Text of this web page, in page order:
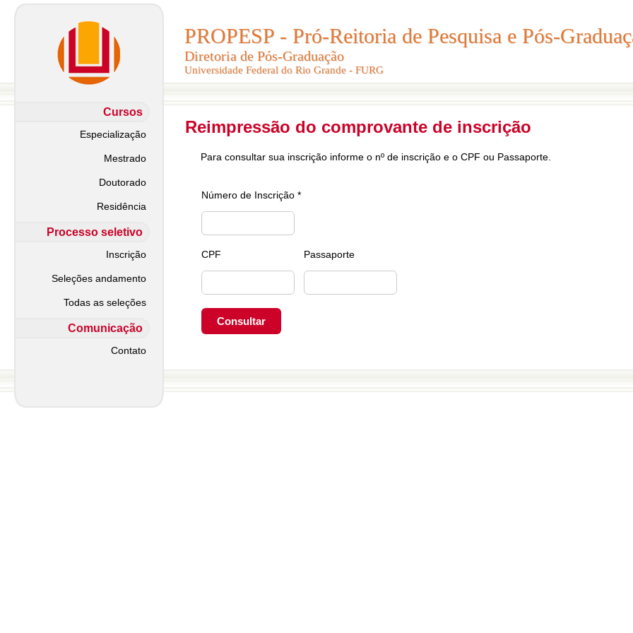
PROPESP - Pró-Reitoria de Pesquisa e Pós-
Diretoria de Pós-Graduação
Universidade Federal do Rio Grande - FURG
PROPESP - Pró-Reitoria de Pesquisa e Pós-
Diretoria de Pós-Graduação
Universidade Federal do Rio Grande - FURG
Cursos
Especialização
Mestrado
Doutorado
Residência
Processo seletivo
Inscrição
Seleções andamento
Todas as seleções
Comunicação
Contato
Reimpressão do comprovante de inscrição
Para consultar sua inscrição informe o nº de inscrição e o CPF ou Passaporte.
Número de Inscrição *
CPF Passaporte